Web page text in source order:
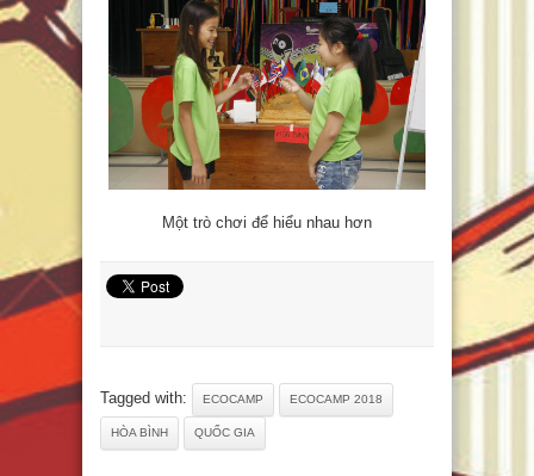
Một trò chơi để hiểu nhau hơn
Tagged with: ECOCAMP ECOCAMP 2018
HÒA BÌNH QUỐC GIA